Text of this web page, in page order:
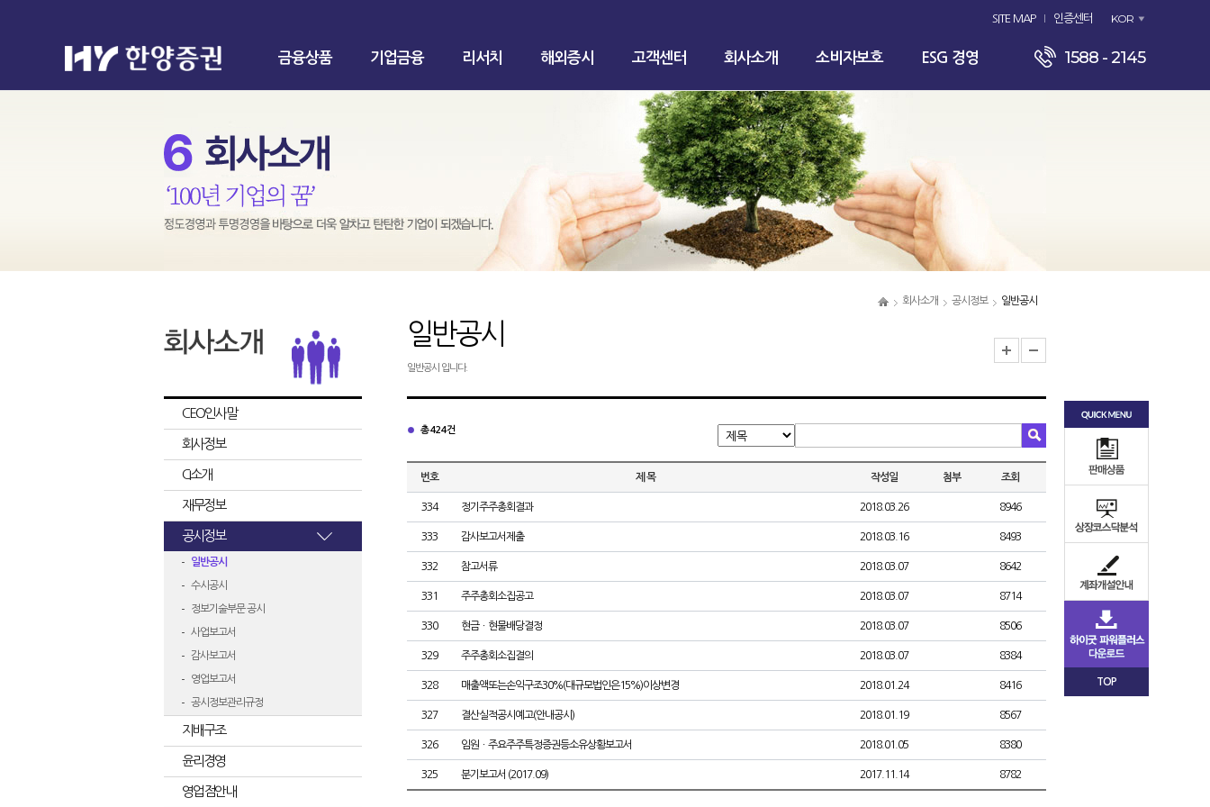
SITE MAP 인증센터 KOR
금융상품 기업금융 리서치 해외증시 고객센터 회사소개 소비자보호 ESG 경영 1588 - 2145
회사소개 공시정보 일반공시
CEO인사말
회사정보
CI소개
재무정보
공시정보
일반공시
수시공시
정보기술부문 공시
사업보고서
감사보고서
영업보고서
공시정보관리규정
지배구조
윤리경영
영업점안내
일반공시
일반공시 입니다.
총 424건
번호 제 목 작성일 첨부 조회
334 정기주주총회결과 2018.03.26 8946
333 감사보고서제출 2018.03.16 8493
332 참고서류 2018.03.07 8642
331 주주총회소집공고 2018.03.07 8714
330 현금ㆍ현물배당결정 2018.03.07 8506
329 주주총회소집결의 2018.03.07 8384
328 매출액또는손익구조30%(대규모법인은15%)이상변경 2018.01.24 8416
327 결산실적공시예고(안내공시) 2018.01.19 8567
326 임원ㆍ주요주주특정증권등소유상황보고서 2018.01.05 8380
325 분기보고서 (2017.09) 2017.11.14 8782
TOP